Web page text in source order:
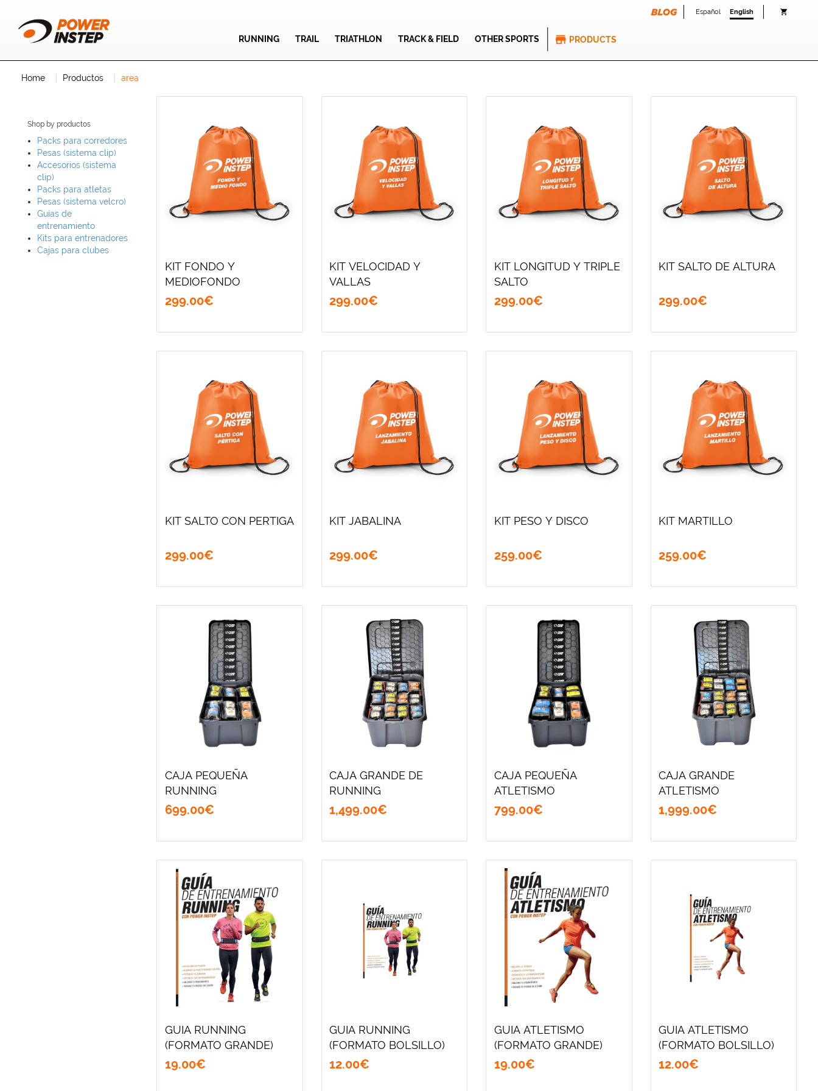
RUNNING TRAIL TRIATHLON TRACK & FIELD OTHER SPORTS PRODUCTS
Español English
Home Productos area
Shop by productos
Packs para corredores
Pesas (sistema clip)
Accesorios (sistema
clip)
Packs para atletas
Pesas (sistema velcro)
Guías de
entrenamiento
Kits para entrenadores
Cajas para clubes
KIT FONDO Y
MEDIOFONDO
299.00€
KIT VELOCIDAD Y
VALLAS
299.00€
KIT LONGITUD Y TRIPLE
SALTO
299.00€
KIT SALTO DE ALTURA
299.00€
KIT SALTO CON PERTIGA
299.00€
KIT JABALINA
299.00€
KIT PESO Y DISCO
259.00€
KIT MARTILLO
259.00€
CAJA PEQUEÑA
RUNNING
699.00€
CAJA GRANDE DE
RUNNING
1,499.00€
CAJA PEQUEÑA
ATLETISMO
799.00€
CAJA GRANDE
ATLETISMO
1,999.00€
GUIA RUNNING
(FORMATO GRANDE)
19.00€
GUIA RUNNING
(FORMATO BOLSILLO)
12.00€
GUIA ATLETISMO
(FORMATO GRANDE)
19.00€
GUIA ATLETISMO
(FORMATO BOLSILLO)
12.00€